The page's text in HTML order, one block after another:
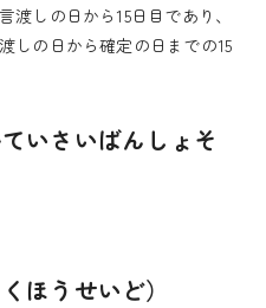
しの日から15日目であり、
しの日から確定の日までの15
いさいばんしょそ
ほうせいど）